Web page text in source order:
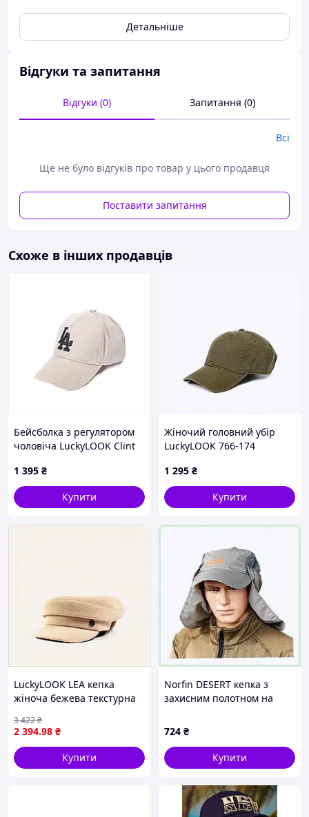
Розмір:56-58
Круглий рік
Колір:Білий
Модна панама - невід'ємний аксесуар в гардеробі будь-
якої людини. Капелюх виготовлена з якісного котону.
Панамка добре тримає свою форму і захищає очі від
сонця.
Зручна і практична для подорожей, походів і
дощу.
Детальніше
Відгуки та запитання
Відгуки (0) Запитання (0)
Всі
Ще не було відгуків про товар у цього продавця
Поставити запитання
Схоже в інших продавців
Бейсболка з регулятором
чоловіча LuckyLOOK Clint
88634KBC74
1 395 ₴
Купити
Жіночий головний убір
LuckyLOOK 766-174
1 295 ₴
Купити
LuckyLOOK LEA кепка
жіноча бежева текстурна
2 394.98 ₴
3 422₴
Купити
Norfin DESERT кепка з
захисним полотном на
724 ₴
Купити